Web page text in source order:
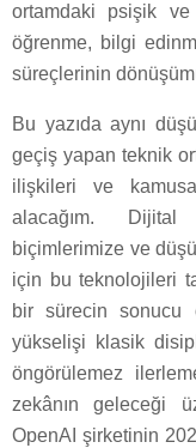
ortamdaki psişik
öğrenme, bilgi
süreçlerinin
Bu yazıda aynı
geçiş yapan teknik
ilişkileri ve
alacağım.
biçimlerimize ve
için bu teknolojileri
bir sürecin sonucu
yükselişi klasik
öngörülemez
zekânın geleceği
OpenAI şirketinin